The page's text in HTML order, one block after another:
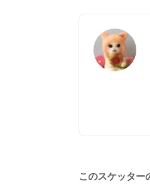
このスケッター